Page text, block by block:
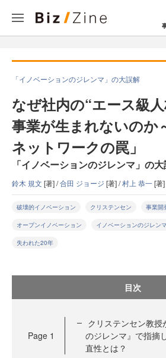
「イノベーションのジレンマ」の大誤解
なぜ社内の“エース級
事業が生まれないのか
ネットワークの罠」
「イノベーションのジレンマ」の
鈴木 規文 [著] /合田 ジョージ [著] /村上 恭一[著]
破壊的イノベーション クリステンセン 事業開
オープンイノベーション イノベーションのジレンマ
失われた20年
目次
Page 1
クリステンセン教
のジレンマ』で指摘
直性とは？